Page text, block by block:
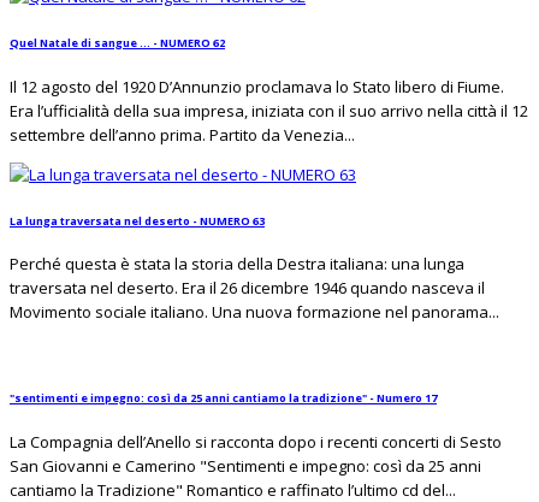
Quel Natale di sangue … - NUMERO 62
Il 12 agosto del 1920 D’Annunzio proclamava lo Stato libero di Fiume.
Era l’ufficialità della sua impresa, iniziata con il suo arrivo nella città il 12
settembre dell’anno prima. Partito da Venezia...
La lunga traversata nel deserto - NUMERO 63
Perché questa è stata la storia della Destra italiana: una lunga
traversata nel deserto. Era il 26 dicembre 1946 quando nasceva il
Movimento sociale italiano. Una nuova formazione nel panorama...
"sentimenti e impegno: così da 25 anni cantiamo la tradizione" - Numero 17
La Compagnia dell’Anello si racconta dopo i recenti concerti di Sesto
San Giovanni e Camerino "Sentimenti e impegno: così da 25 anni
cantiamo la Tradizione" Romantico e raffinato l’ultimo cd del...